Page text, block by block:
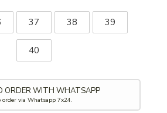
37 38 39
40
ORDER WITH WHATSAPP
order via Whatsapp 7x24.